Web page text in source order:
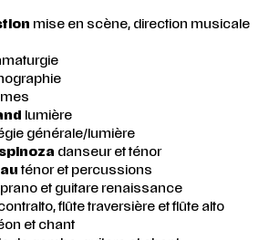
mise en scène, direction musicale
lumière
générale/lumière
danseur et ténor
ténor et percussions
et guitare renaissance
flûte traversière et flûte alto
et chant